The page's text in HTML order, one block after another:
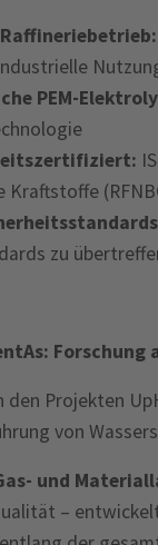
PEM-
Kraftstoffe
zu
den Projekten
von
und
–